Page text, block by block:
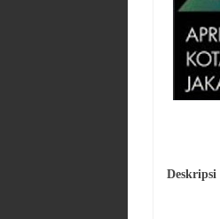
Deskripsi